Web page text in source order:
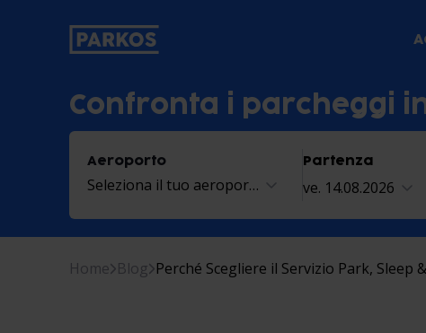
Confronta i parcheggi
Aeroporto
Seleziona il tuo aeroporto
Partenza
ve. 14.08.2026
Home Blog Perché Scegliere il Servizio Park, Sleep